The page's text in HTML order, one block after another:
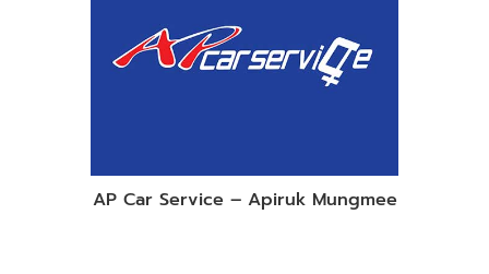
AP Car Service – Apiruk Mungmee